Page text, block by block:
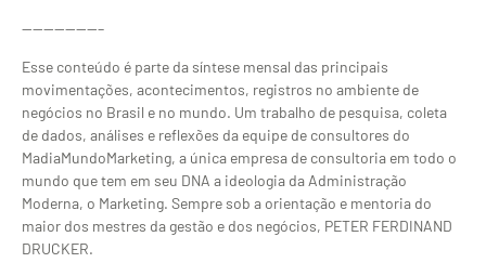
———————–
Esse conteúdo é parte da síntese mensal das principais
movimentações, acontecimentos, registros no ambiente de
negócios no Brasil e no mundo. Um trabalho de pesquisa, coleta
de dados, análises e reflexões da equipe de consultores do
MadiaMundoMarketing, a única empresa de consultoria em todo o
mundo que tem em seu DNA a ideologia da Administração
Moderna, o Marketing. Sempre sob a orientação e mentoria do
maior dos mestres da gestão e dos negócios, PETER FERDINAND
DRUCKER.